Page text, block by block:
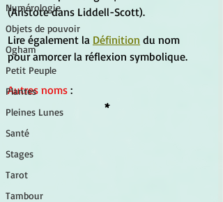
Numérologie
Objets de pouvoir
Ogham
Petit Peuple
Plantes
Pleines Lunes
Santé
Stages
Tarot
Tambour
(Aristote dans Liddell-Scott).
Lire également la Définition du nom
pour amorcer la réflexion symbolique.
Autres noms :
*